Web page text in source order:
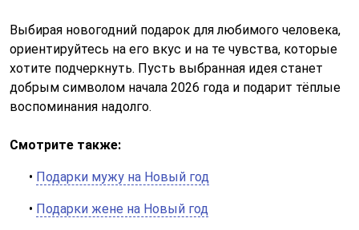
Выбирая новогодний подарок для любимого человека,
ориентируйтесь на его вкус и на те чувства, которые
хотите подчеркнуть. Пусть выбранная идея станет
добрым символом начала 2026 года и подарит тёплые
воспоминания надолго.
Смотрите также:
• Подарки мужу на Новый год
• Подарки жене на Новый год